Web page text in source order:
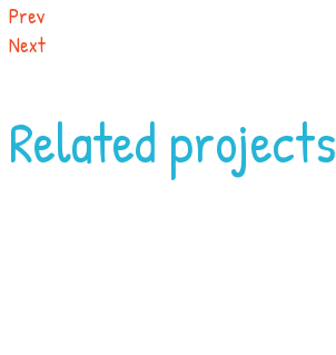
Prev
Next
Related projects